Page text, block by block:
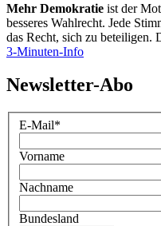
Mehr Demokratie ist der
besseres Wahlrecht. Jede
das Recht, sich zu beteiligen.
3-Minuten-Info
Newsletter-Abo
E-Mail*
Vorname
Nachname
Bundesland